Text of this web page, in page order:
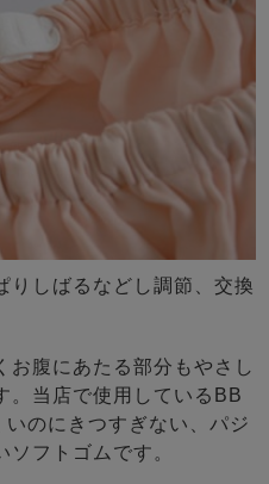
りしばるなどし調節、交換
お腹にあたる部分もやさし
。当店で使用しているBB
のにきつすぎない、パジ
フトゴムです。